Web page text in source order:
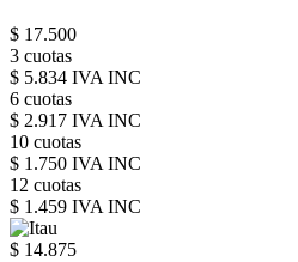
$ 17.500
3 cuotas
$ 5.834 IVA INC
6 cuotas
$ 2.917 IVA INC
10 cuotas
$ 1.750 IVA INC
12 cuotas
$ 1.459 IVA INC
$ 14.875